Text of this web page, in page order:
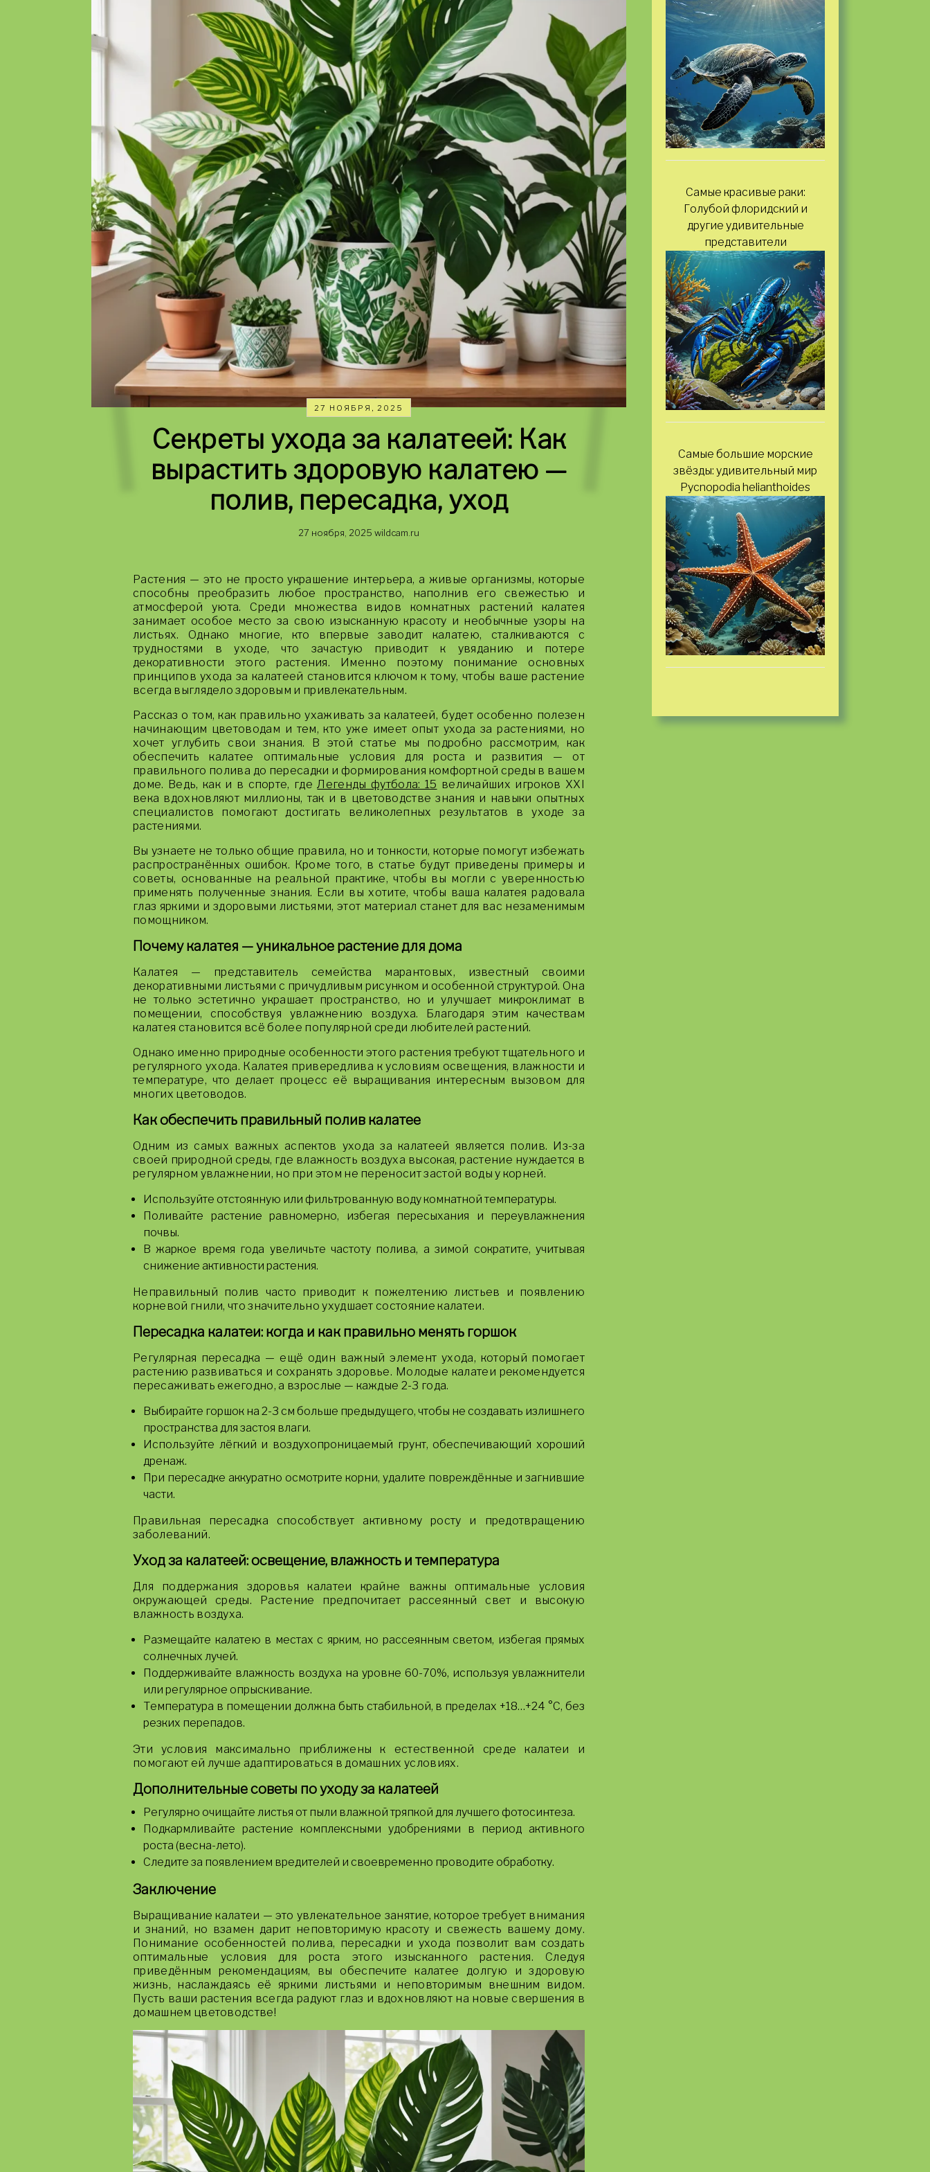
27 НОЯБРЯ, 2025
Секреты ухода за калатеей: Как
вырастить здоровую калатею —
полив, пересадка, уход
27 ноября, 2025 wildcam.ru
Растения — это не просто украшение интерьера, а живые организмы, которые
способны преобразить любое пространство, наполнив его свежестью и
атмосферой уюта. Среди множества видов комнатных растений калатея
занимает особое место за свою изысканную красоту и необычные узоры на
листьях. Однако многие, кто впервые заводит калатею, сталкиваются с
трудностями в уходе, что зачастую приводит к увяданию и потере
декоративности этого растения. Именно поэтому понимание основных
принципов ухода за калатеей становится ключом к тому, чтобы ваше растение
всегда выглядело здоровым и привлекательным.
Рассказ о том, как правильно ухаживать за калатеей, будет особенно полезен
начинающим цветоводам и тем, кто уже имеет опыт ухода за растениями, но
хочет углубить свои знания. В этой статье мы подробно рассмотрим, как
обеспечить калатее оптимальные условия для роста и развития — от
правильного полива до пересадки и формирования комфортной среды в вашем
доме. Ведь, как и в спорте, гдеЛегенды футбола: 15 величайших игроков XXI
века вдохновляют миллионы, так и в цветоводстве знания и навыки опытных
специалистов помогают достигать великолепных результатов в уходе за
растениями.
Вы узнаете не только общие правила, но и тонкости, которые помогут избежать
распространённых ошибок. Кроме того, в статье будут приведены примеры и
советы, основанные на реальной практике, чтобы вы могли с уверенностью
применять полученные знания. Если вы хотите, чтобы ваша калатея радовала
глаз яркими и здоровыми листьями, этот материал станет для вас незаменимым
помощником.
Почему калатея — уникальное растение для дома
Калатея — представитель семейства марантовых, известный своими
декоративными листьями с причудливым рисунком и особенной структурой. Она
не только эстетично украшает пространство, но и улучшает микроклимат в
помещении, способствуя увлажнению воздуха. Благодаря этим качествам
калатея становится всё более популярной среди любителей растений.
Однако именно природные особенности этого растения требуют тщательного и
регулярного ухода. Калатея привередлива к условиям освещения, влажности и
температуре, что делает процесс её выращивания интересным вызовом для
многих цветоводов.
Как обеспечить правильный полив калатее
Одним из самых важных аспектов ухода за калатеей является полив. Из-за
своей природной среды, где влажность воздуха высокая, растение нуждается в
регулярном увлажнении, но при этом не переносит застой воды у корней.
Используйте отстоянную или фильтрованную воду комнатной температуры.
Поливайте растение равномерно, избегая пересыхания и переувлажнения
почвы.
В жаркое время года увеличьте частоту полива, а зимой сократите, учитывая
снижение активности растения.
Неправильный полив часто приводит к пожелтению листьев и появлению
корневой гнили, что значительно ухудшает состояние калатеи.
Пересадка калатеи: когда и как правильно менять горшок
Регулярная пересадка — ещё один важный элемент ухода, который помогает
растению развиваться и сохранять здоровье. Молодые калатеи рекомендуется
пересаживать ежегодно, а взрослые — каждые 2-3 года.
Выбирайте горшок на 2-3 см больше предыдущего, чтобы не создавать излишнего
пространства для застоя влаги.
Используйте лёгкий и воздухопроницаемый грунт, обеспечивающий хороший
дренаж.
При пересадке аккуратно осмотрите корни, удалите повреждённые и загнившие
части.
Правильная пересадка способствует активному росту и предотвращению
заболеваний.
Уход за калатеей: освещение, влажность и температура
Для поддержания здоровья калатеи крайне важны оптимальные условия
окружающей среды. Растение предпочитает рассеянный свет и высокую
влажность воздуха.
Размещайте калатею в местах с ярким, но рассеянным светом, избегая прямых
солнечных лучей.
Поддерживайте влажность воздуха на уровне 60-70%, используя увлажнители
или регулярное опрыскивание.
Температура в помещении должна быть стабильной, в пределах +18…+24 °C, без
резких перепадов.
Эти условия максимально приближены к естественной среде калатеи и
помогают ей лучше адаптироваться в домашних условиях.
Дополнительные советы по уходу за калатеей
Регулярно очищайте листья от пыли влажной тряпкой для лучшего фотосинтеза.
Подкармливайте растение комплексными удобрениями в период активного
роста (весна-лето).
Следите за появлением вредителей и своевременно проводите обработку.
Заключение
Выращивание калатеи — это увлекательное занятие, которое требует внимания
и знаний, но взамен дарит неповторимую красоту и свежесть вашему дому.
Понимание особенностей полива, пересадки и ухода позволит вам создать
оптимальные условия для роста этого изысканного растения. Следуя
приведённым рекомендациям, вы обеспечите калатее долгую и здоровую
жизнь, наслаждаясь её яркими листьями и неповторимым внешним видом.
Пусть ваши растения всегда радуют глаз и вдохновляют на новые свершения в
домашнем цветоводстве!
Самые красивые раки:
Голубой флоридский и
другие удивительные
представители
Самые большие морские
звёзды: удивительный мир
Pycnopodia helianthoides